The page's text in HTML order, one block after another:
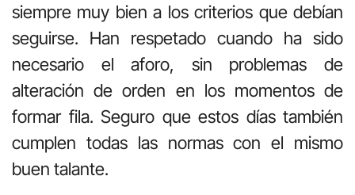
siempre muy bien a los criterios que debían
seguirse. Han respetado cuando ha sido
necesario el aforo, sin problemas de
alteración de orden en los momentos de
formar fila. Seguro que estos días también
cumplen todas las normas con el mismo
buen talante.